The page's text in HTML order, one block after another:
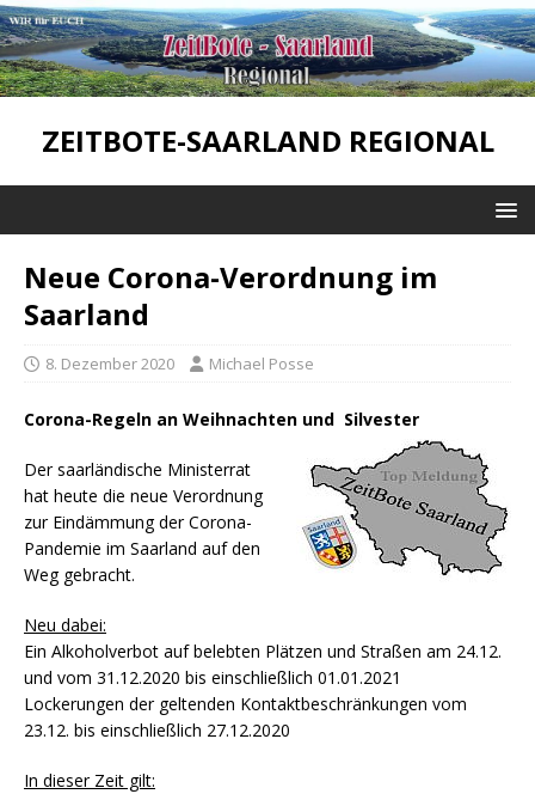
ZEITBOTE-SAARLAND REGIONAL
Neue Corona-Verordnung im
Saarland
8. Dezember 2020 Michael Posse
Corona-Regeln an Weihnachten und Silvester
Der saarländische Ministerrat
hat heute die neue Verordnung
zur Eindämmung der Corona-
Pandemie im Saarland auf den
Weg gebracht.
Neu dabei:
Ein Alkoholverbot auf belebten Plätzen und Straßen am 24.12.
und vom 31.12.2020 bis einschließlich 01.01.2021
Lockerungen der geltenden Kontaktbeschränkungen vom
23.12. bis einschließlich 27.12.2020
In dieser Zeit gilt: